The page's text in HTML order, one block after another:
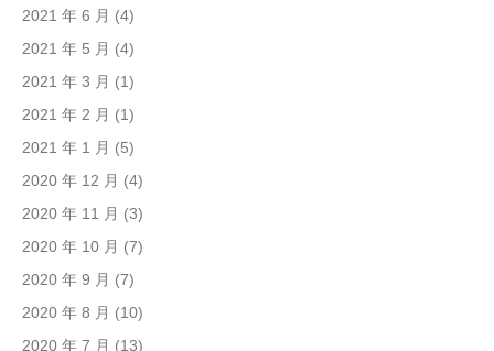
2021 年 6 月 (4)
2021 年 5 月 (4)
2021 年 3 月 (1)
2021 年 2 月 (1)
2021 年 1 月 (5)
2020 年 12 月 (4)
2020 年 11 月 (3)
2020 年 10 月 (7)
2020 年 9 月 (7)
2020 年 8 月 (10)
2020 年 7 月 (13)